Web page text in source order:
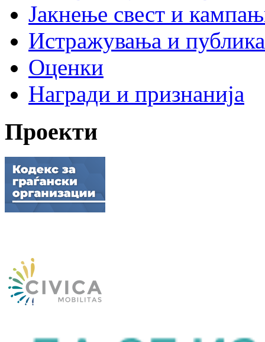
Јакнење свест и
Истражувања и
Оценки
Награди и признанија
Проекти